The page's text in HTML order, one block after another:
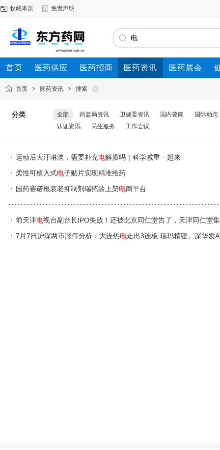
收藏本页 免责声明
首页 医药供应 医药招商 医药资讯 医药展会
首页 > 医药资讯 > 搜索
分类 全部 药监局资讯 卫健委资讯 国内要闻
国际动态
认证资讯
民生服务 工作会议
运动后大汗淋漓，需要补充电解质吗｜科学减重一起来
柔性可植入式电子贴片实现精准给药
国药赛诺根衰老抑制剂瑞拓龄上架电商平台
前天津电视台副台长IPO失败！还被北京同仁堂告了，天津同仁堂
7月7日沪深两市涨停分析：大连热电走出3连板 瑞玛精密、深华发